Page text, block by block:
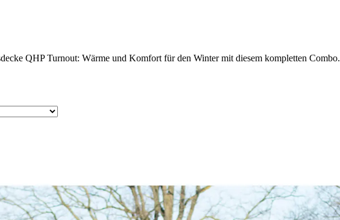
QHP Turnout: Wärme und Komfort für den Winter mit diesem kompletten Combo.